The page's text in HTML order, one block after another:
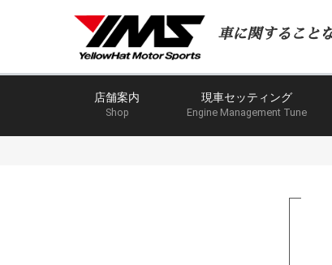
車に関すること
店舗案内
Shop
現車セッティング
Engine Management Tune